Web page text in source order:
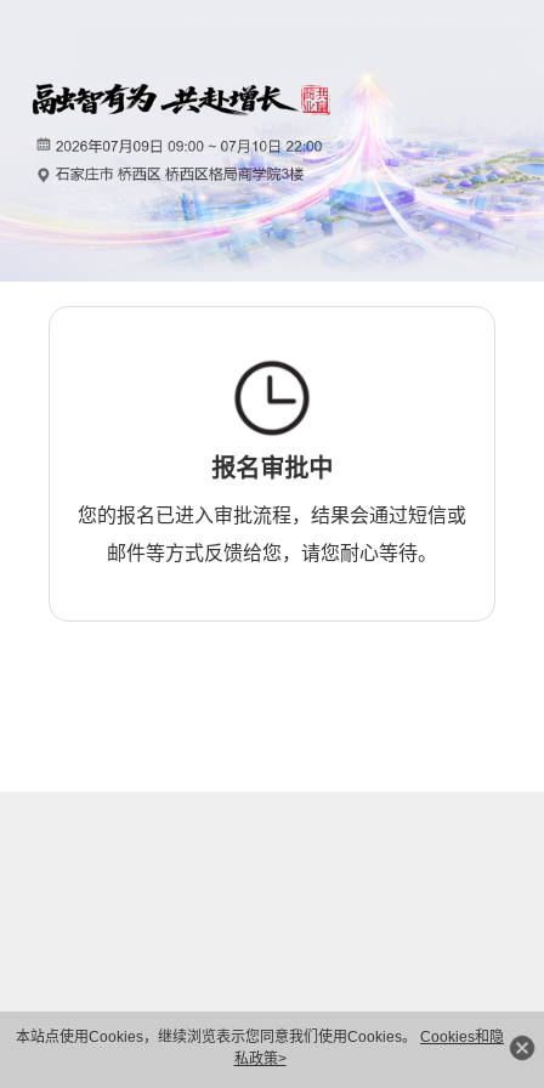
本站点使用Cookies，继续浏览表示您同意我们使用Cookies。 Cookies和隐
私政策>
报名审批中
您的报名已进入审批流程，结果会通过短信或
邮件等方式反馈给您，请您耐心等待。